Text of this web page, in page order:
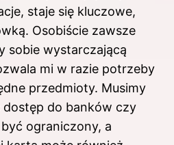
staje się kluczowe,
Osobiście zawsze
sobie wystarczającą
mi w razie potrzeby
przedmioty. Musimy
dostęp do banków czy
ograniczony, a